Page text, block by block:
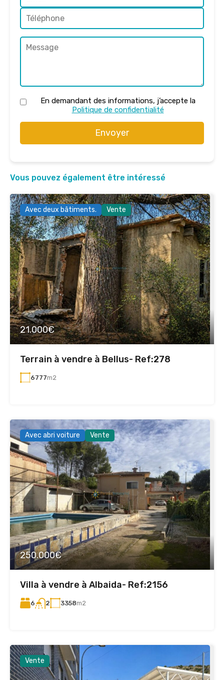
En demandant des informations, j’accepte la
Politique de confidentialité
Envoyer
Vous pouvez également être intéressé
Avec deux bâtiments. Vente
21.000€
Terrain à vendre à Bellus- Ref:278
6777m2
Avec abri voiture Vente
250.000€
Villa à vendre à Albaida- Ref:2156
6 2 3358m2
Vente